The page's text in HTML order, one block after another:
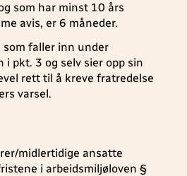
som har minst 10 års
avis, er 6 måneder.
som faller inn under
i pkt. 3 og selv sier opp sin
rett til å kreve fratredelse
varsel.
midlertidige ansatte
i arbeidsmiljøloven §